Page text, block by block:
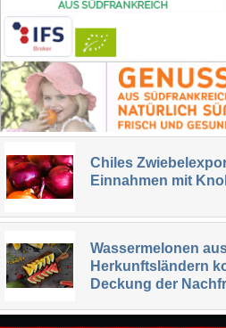
Chiles
Einnahmen mit
Wassermelonen
Herkunftsländern
Deckung der